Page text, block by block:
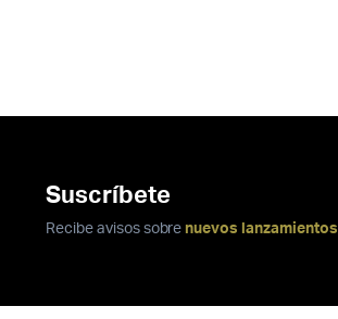
Suscríbete
Recibe avisos sobre nuevos lanzamientos